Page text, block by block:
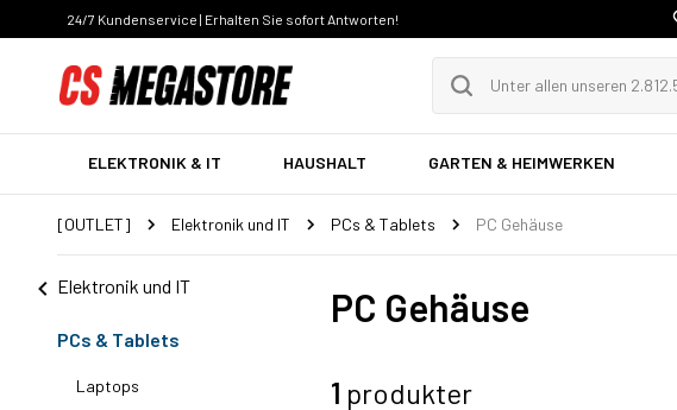
24/7 Kundenservice | Erhalten Sie sofort Antworten!
ELEKTRONIK & IT HAUSHALT GARTEN & HEIMWERKEN
[OUTLET] Elektronik und IT PCs & Tablets PC Gehäuse
Elektronik und IT
PCs & Tablets
Laptops
PC Gehäuse
1 produkter